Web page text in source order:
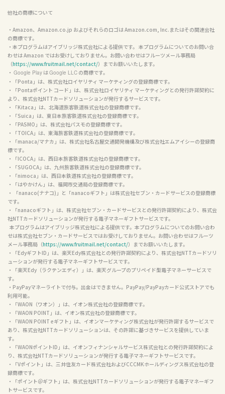
他社の商標について
・Amazon、Amazon.co.jp およびそれらのロゴは Amazon.com, Inc.またはその関連会社
の商標です。
・本プログラムはアイブリッジ株式会社による提供です。 本プログラムについてのお問い合
わせは Amazon ではお受けしておりません。お問い合わせはフルーツメール事務局
（https://www.fruitmail.net/contact/）までお願いいたします。
・ Google Play は Google LLC の商標です。
・「Ponta」は、株式会社ロイヤリティ マーケティングの登録商標です。
・「Pontaポイント コード」は、株式会社ロイヤリティ マーケティングとの発行許諾契約に
より、株式会社NTTカードソリューションが発行するサービスです。
・「Kitaca」は、北海道旅客鉄道株式会社の登録商標です。
・「Suica」は、東日本旅客鉄道株式会社の登録商標です。
・「PASMO」は、株式会社パスモの登録商標です。
・「TOICA」は、東海旅客鉄道株式会社の登録商標です。
・「manaca/マナカ」は、株式会社名古屋交通開発機構及び株式会社エムアイシーの登録商
標です。
・「ICOCA」は、西日本旅客鉄道株式会社の登録商標です。
・「SUGOCA」は、九州旅客鉄道株式会社の登録商標です。
・「nimoca」は、西日本鉄道株式会社の登録商標です。
・「はやかけん」は、福岡市交通局の登録商標です。
・ 「nanaco(ナナコ)」と「nanacoギフト」は株式会社セブン・カードサービスの登録商標
です。
・「nanacoギフト」は、株式会社セブン・カードサービスとの発行許諾契約により、株式会
社NTTカードソリューションが発行する電子マネーギフトサービスです。
せは株式会社セブン・カードサービスではお受けしておりません。お問い合わせはフルーツ
メール事務局（https://www.fruitmail.net/contact/）までお願いいたします。
・「EdyギフトID」は、楽天Edy株式会社との発行許諾契約により、株式会社NTTカードソリ
ューションが発行する電子マネーギフトサービスです。
・「楽天Edy（ラクテンエディ）」は、楽天グループのプリペイド型電子マネーサービスで
す。
・PayPayマネーライトで付与。出金はできません。PayPay/PayPayカード公式ストアでも
利用可能。
・「WAON（ワオン）」は、イオン株式会社の登録商標です。
・「WAON POINT」は、イオン株式会社の登録商標です。
・「WAON POINT eギフト」は、イオンマーケティング株式会社が発行許諾するサービスで
あり、株式会社NTTカードソリューションは、その許諾に基づきサービスを提供していま
す。
・「WAONポイントID」は、イオンフィナンシャルサービス株式会社との発行許諾契約によ
り、株式会社NTTカードソリューションが発行する電子マネーギフトサービスです。
・「Vポイント」は、三井住友カード株式会社およびCCCMKホールディングス株式会社の登
録商標です。
・「ポイント＠ギフト」は、株式会社NTTカードソリューションが発行する電子マネーギフ
トサービスです。